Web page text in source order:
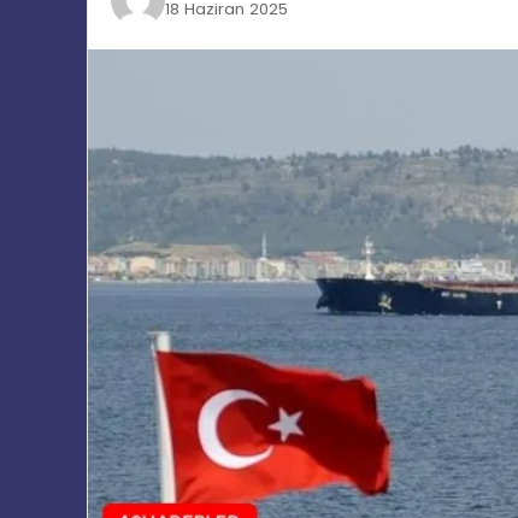
18 Haziran 2025